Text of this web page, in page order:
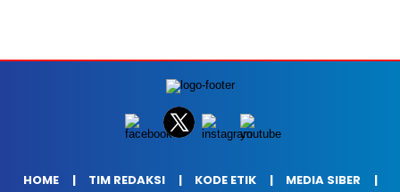
HOME TIM REDAKSI KODE ETIK
MEDIA SIBER